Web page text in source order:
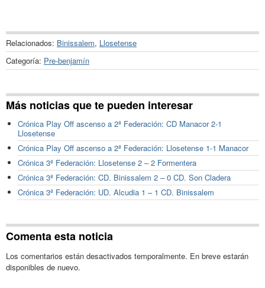
Relacionados: Binissalem, Llosetense
Categoría: Pre-benjamín
Más noticias que te pueden interesar
Crónica Play Off ascenso a 2ª Federación: CD Manacor 2-1
Llosetense
Crónica Play Off ascenso a 2ª Federación: Llosetense 1-1 Manacor
Crónica 3ª Federación: Llosetense 2 – 2 Formentera
Crónica 3ª Federación: CD. Binissalem 2 – 0 CD. Son Cladera
Crónica 3ª Federación: UD. Alcudia 1 – 1 CD. Binissalem
Comenta esta noticia
Los comentarios están desactivados temporalmente. En breve estarán
disponibles de nuevo.